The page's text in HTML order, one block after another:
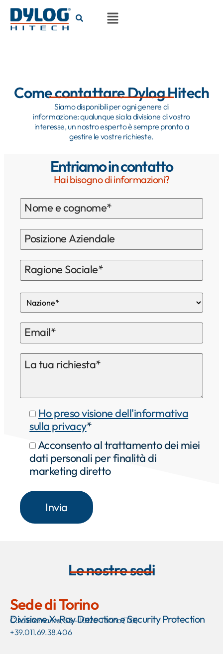
Come contattare Dylog Hitech
Siamo disponibili per ogni genere di
informazione: qualunque sia la divisione di vostro
interesse, un nostro esperto è sempre pronto a
gestire le vostre richieste.
Entriamo in contatto
Hai bisogno di informazioni?
Ho preso visione dell'informativa
sulla privacy*
Acconsento al trattamento dei miei
dati personali per finalità di
marketing diretto
Le nostre sedi
Sede di Torino
Divisione X-Ray Detection e Security Protection
C.so Bramante, 53 – 10126 Torino (TO)
+39.011.69.38.406